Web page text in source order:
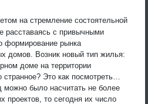
на стремление состоятельной
расставаясь с привычными
формирование рынка
домов. Возник новый тип жилья:
доме на территории
Это как посмотреть…
можно было насчитать не более
проектов, то сегодня их число